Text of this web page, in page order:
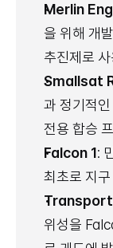
Merlin
을 위해 개
추진제로
Smallsat
과 정기적
전용 합승
Falcon 1:
최초로 지
위성을